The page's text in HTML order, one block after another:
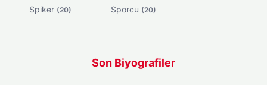
Spiker (20) Sporcu (20)
Son Biyografiler